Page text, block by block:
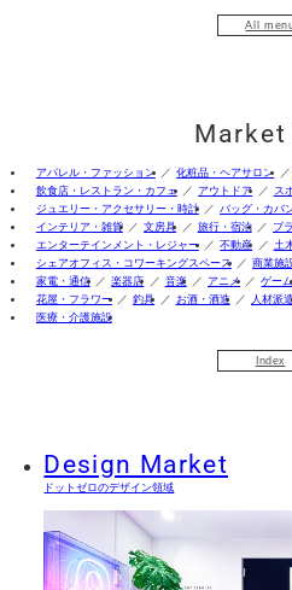
All
アパレル・ファッション 化粧品・ヘアサロン
飲食店・レストラン・カフェ
アウトドア
ス
ジュエリー・アクセサリー・時計
バッグ・カバ
インテリア・雑貨
文房具 旅行・宿泊
ブ
エンターテインメント・レジャー
不動産
土
シェアオフィス・コワーキングスペース
商業施
家電・通信
楽器店 音楽 アニメ ゲーム
花屋・フラワー
釣具 お酒・酒造 人材派
医療・介護施設
Index
Design Market
ドットゼロのデザイン領域